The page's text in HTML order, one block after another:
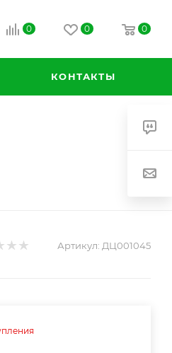
0 0 0
КОНТАКТЫ
Артикул: ДЦ001045